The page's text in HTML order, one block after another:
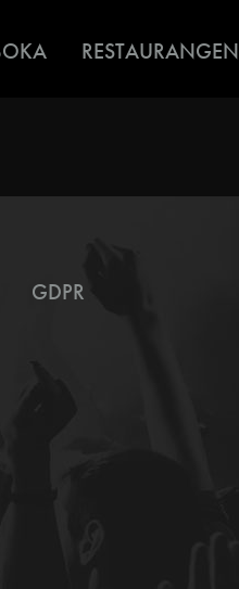
RESTAURANGEN
GDPR